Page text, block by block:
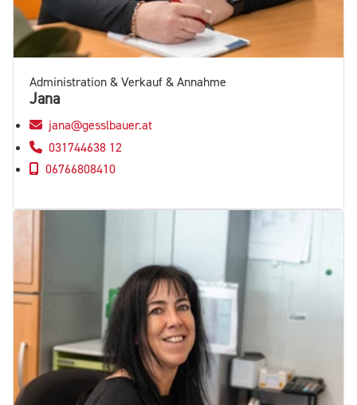
Administration & Verkauf & Annahme
Jana
jana@gesslbauer.at
031744638 12
06766808410